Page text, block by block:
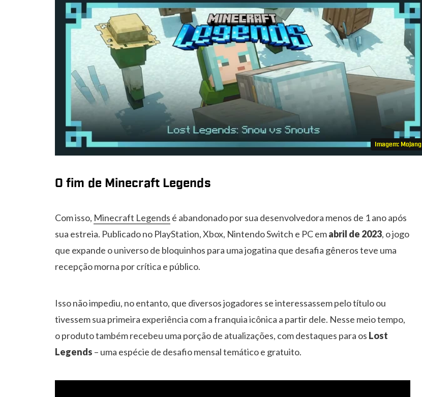
Imagem: Mojang
O fim de Minecraft Legends
Com isso, Minecraft Legends é abandonado por sua desenvolvedora menos de 1 ano após
sua estreia. Publicado no PlayStation, Xbox, Nintendo Switch e PC emabril de 2023, o jogo
que expande o universo de bloquinhos para uma jogatina que desafia gêneros teve uma
recepção morna por crítica e público.
Isso não impediu, no entanto, que diversos jogadores se interessassem pelo título ou
tivessem sua primeira experiência com a franquia icônica a partir dele. Nesse meio tempo,
o produto também recebeu uma porção de atualizações, com destaques para os Lost
Legends – uma espécie de desafio mensal temático e gratuito.